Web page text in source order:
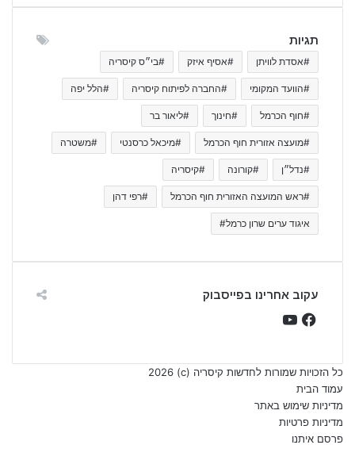
תגיות
#אסדת לוויתן #אסיף איזק #בי״ס קיסריה
#הוועד המקומי #החברה לפיתוח קיסריה #הלל יפה
#חוף הכרמל #חינוך #ליאור בר
#מועצה אזורית חוף הכרמל #מיכאל כרסנטי #משטרה
#נדל״ן #קורונה #קיסריה
#ראש המועצה האזורית חוף הכרמל #רפי דהן
איגוד ערים שרון כרמל#
עקוב אחרינו בפייסבוק
Facebook
כל הזכויות שמורות לחדשות קיסריה (c) 2026
עמוד הבית
מדיניות שימוש באתר
מדיניות פרטיות
פרסם איתנו